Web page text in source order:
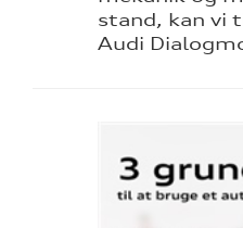
stand, kan vi
Audi